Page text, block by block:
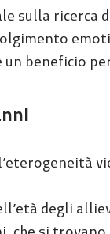
sulla ricerca
beneficio
degli